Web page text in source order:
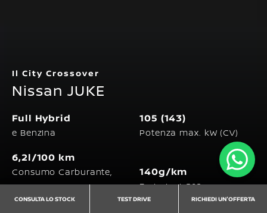
Il City Crossover
Nissan JUKE
Full Hybrid
e Benzina
105 (143)
Potenza max. kW (CV)
6,2l/100 km
Consumo Carburante,
max.
140g/km
Emissioni C02, max.
CONSULTA LO STOCK TEST DRIVE RICHIEDI UN'OFFERTA